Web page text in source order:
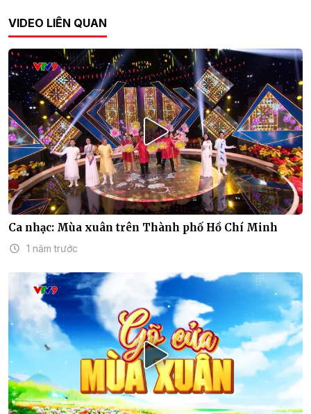
VIDEO LIÊN QUAN
Ca nhạc: Mùa xuân trên Thành phố Hồ Chí Minh
1 năm trước